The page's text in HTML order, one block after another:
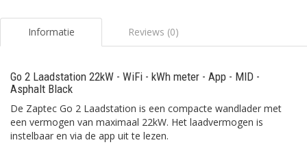
Informatie Reviews (0)
Go 2 Laadstation 22kW - WiFi - kWh meter - App - MID -
Asphalt Black
De Zaptec Go 2 Laadstation is een compacte wandlader met
een vermogen van maximaal 22kW. Het laadvermogen is
instelbaar en via de app uit te lezen.